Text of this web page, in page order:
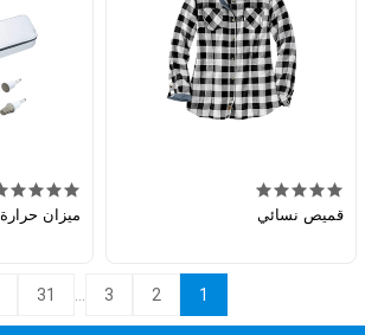
قميص نسائي ميزان حرارة
1
2
3
...
31